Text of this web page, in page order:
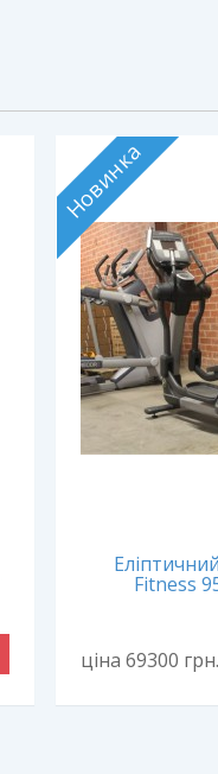
Новинка
Fitness
ціна 69300 грн.